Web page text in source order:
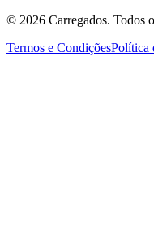
© 2026 Carregados. Todos
Termos e CondiçõesPolítica